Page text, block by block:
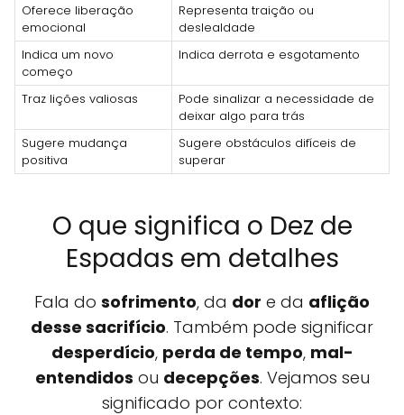
Oferece liberação
emocional
Representa traição ou
deslealdade
Indica um novo
começo
Indica derrota e esgotamento
Traz lições valiosas
Pode sinalizar a necessidade de
deixar algo para trás
Sugere mudança
positiva
Sugere obstáculos difíceis de
superar
O que significa o Dez de
Espadas em detalhes
Fala do sofrimento, da dor e da aflição
desse sacrifício. Também pode significar
desperdício, perda de tempo, mal-
entendidos ou decepções. Vejamos seu
significado por contexto: